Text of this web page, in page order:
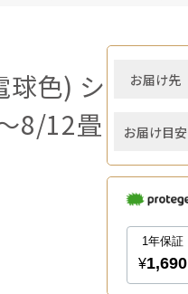
球色) シ
8/12畳
お届け先
お届け目安